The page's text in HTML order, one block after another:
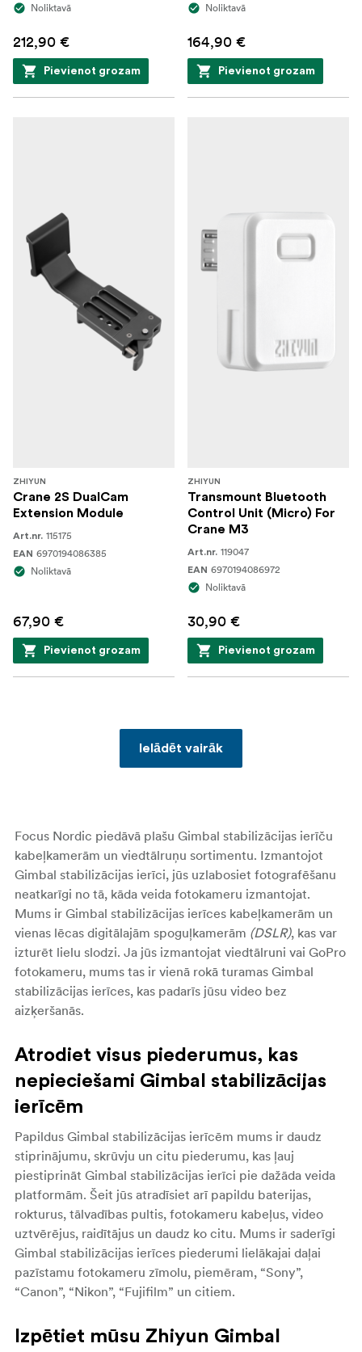
Noliktavā
212,90 €
Pievienot grozam
Noliktavā
164,90 €
Pievienot grozam
ZHIYUN
Crane 2S DualCam
Extension Module
Art.nr. 115175
EAN 6970194086385
Noliktavā
67,90 €
Pievienot grozam
ZHIYUN
Transmount Bluetooth
Control Unit (Micro) For
Crane M3
Art.nr. 119047
EAN 6970194086972
Noliktavā
30,90 €
Pievienot grozam
Ielādēt vairāk
Focus Nordic piedāvā plašu Gimbal stabilizācijas ierīču
kabeļkamerām un viedtālruņu sortimentu. Izmantojot
Gimbal stabilizācijas ierīci, jūs uzlabosiet fotografēšanu
neatkarīgi no tā, kāda veida fotokameru izmantojat.
Mums ir Gimbal stabilizācijas ierīces kabeļkamerām un
vienas lēcas digitālajām spoguļkamerām (DSLR), kas var
izturēt lielu slodzi. Ja jūs izmantojat viedtālruni vai GoPro
fotokameru, mums tas ir vienā rokā turamas Gimbal
stabilizācijas ierīces, kas padarīs jūsu video bez
aizķeršanās.
Atrodiet visus piederumus, kas
nepieciešami Gimbal stabilizācijas
ierīcēm
Papildus Gimbal stabilizācijas ierīcēm mums ir daudz
stiprinājumu, skrūvju un citu piederumu, kas ļauj
piestiprināt Gimbal stabilizācijas ierīci pie dažāda veida
platformām. Šeit jūs atradīsiet arī papildu baterijas,
rokturus, tālvadības pultis, fotokameru kabeļus, video
uztvērējus, raidītājus un daudz ko citu. Mums ir saderīgi
Gimbal stabilizācijas ierīces piederumi lielākajai daļai
pazīstamu fotokameru zīmolu, piemēram, “Sony”,
“Canon”, “Nikon”, “Fujifilm” un citiem.
Izpētiet mūsu Zhiyun Gimbal